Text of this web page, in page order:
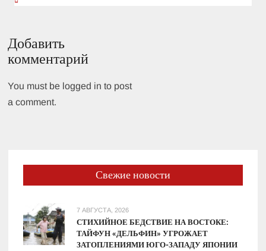
Добавить
комментарий
You must be logged in to post
a comment.
Свежие новости
7 АВГУСТА, 2026
СТИХИЙНОЕ БЕДСТВИЕ НА ВОСТОКЕ:
ТАЙФУН «ДЕЛЬФИН» УГРОЖАЕТ
ЗАТОПЛЕНИЯМИ ЮГО-ЗАПАДУ ЯПОНИИ